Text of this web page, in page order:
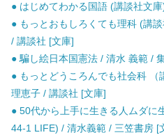
● はじめてわかる国語 (講談社文
● もっとおもしろくても理科 (講
/ 講談社 [文庫]
● 騙し絵日本国憲法 / 清水 義範 /
● もっとどうころんでも社会科
理恵子 / 講談社 [文庫]
● 50代から上手に生きる人ムダに
44-1 LIFE) / 清水義範 / 三笠書房 [